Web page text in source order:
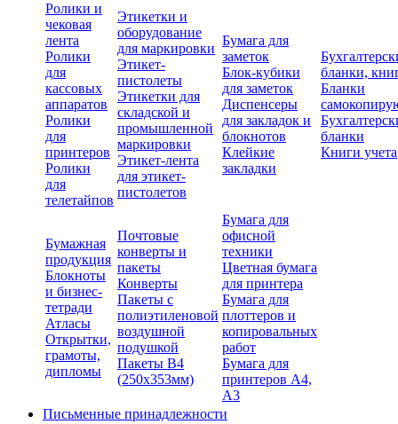
Ролики и
чековая
лента
Ролики
для
кассовых
аппаратов
Ролики
для
принтеров
Ролики
для
телетайпов
Этикетки и
оборудование
для маркировки
Этикет-
пистолеты
Этикетки для
складской и
промышленной
маркировки
Этикет-лента
для этикет-
пистолетов
Бумага для
заметок
Блок-кубики
для заметок
Диспенсеры
для закладок и
блокнотов
Клейкие
закладки
бланки,
Бланки
бланки
Книги учета
Бумажная
продукция
Блокноты
и бизнес-
тетради
Атласы
Открытки,
грамоты,
дипломы
Почтовые
конверты и
пакеты
Конверты
Пакеты с
полиэтиленовой
воздушной
подушкой
Пакеты В4
(250х353мм)
Бумага для
офисной
техники
Цветная бумага
для принтера
Бумага для
плоттеров и
копировальных
работ
Бумага для
принтеров А4,
А3
Письменные принадлежности